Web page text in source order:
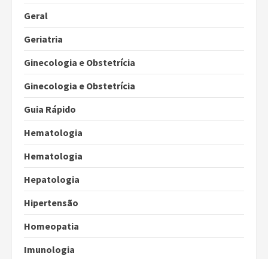
Geral
Geriatria
Ginecologia e Obstetrícia
Ginecologia e Obstetrícia
Guia Rápido
Hematologia
Hematologia
Hepatologia
Hipertensão
Homeopatia
Imunologia